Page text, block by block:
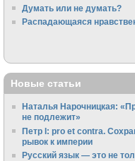
Думать или не думать?
Распадающаяся
Новые статьи
Наталья Нарочницкая:
не подлежит»
Петр I: pro et contra.
рывок к империи
Русский язык — это не